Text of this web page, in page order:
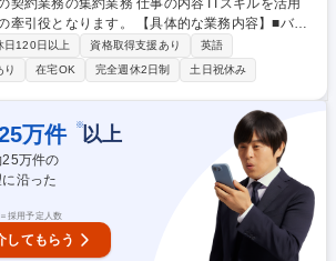
約業務 仕事の内容 ITスキルを活用
す。 【具体的な業務内容】■バイ
の集約対応(原材料・為替変動の単価変更と傾向
)■バイヤー業務効率化のITツール開発(取引状況の
集計と分析) 【キャリアパス】■CPO傘下のITスペ
状況によるが海外出張可能ならバイヤーとしてグ
務の集約業務
日120日以上 資格取得支援あり
英語
り 在宅OK 完全週休2日制 土日祝休み
万件 ※以上
25万件の
沿った
採用予定人数
してもらう